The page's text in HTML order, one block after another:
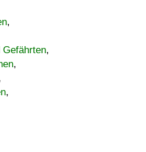
,
Gefährten,
,
,